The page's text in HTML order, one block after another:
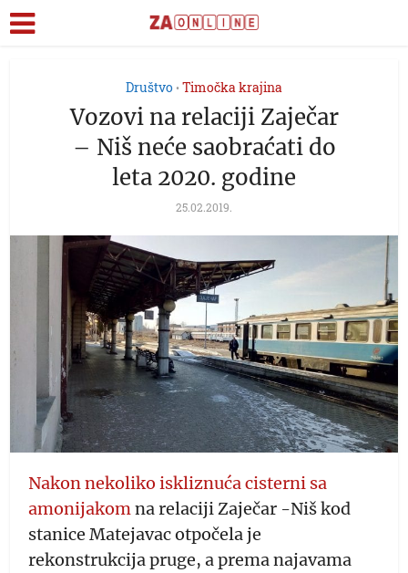
Društvo • Timočka krajina
Vozovi na relaciji Zaječar
– Niš neće saobraćati do
leta 2020. godine
25.02.2019.
Nakon nekoliko iskliznuća cisterni sa
amonijakomna relaciji Zaječar -Niš kod
stanice Matejavac otpočela je
rekonstrukcija pruge, a prema najavama